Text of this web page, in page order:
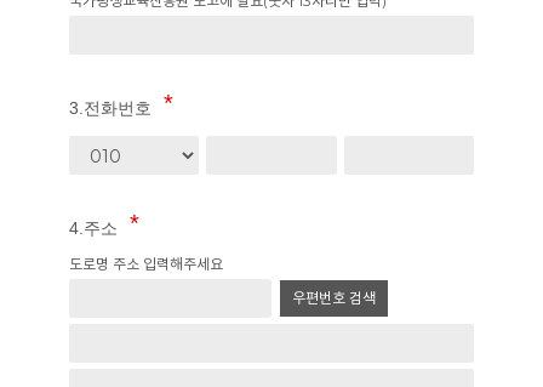
3.전화번호
4.주소
도로명 주소 입력해주세요
우편번호 검색